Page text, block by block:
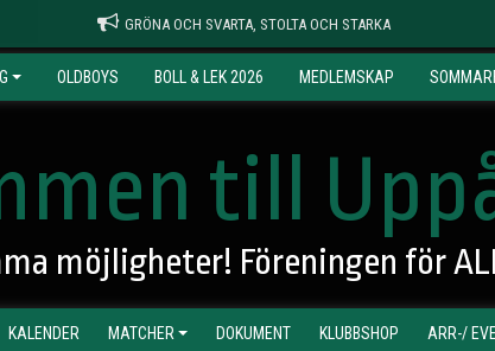
GRÖNA OCH SVARTA, STOLTA OCH STARKA
OLDBOYS BOLL & LEK 2026 MEDLEMSKAP
till
möjligheter! Föreningen för
KALENDER MATCHER DOKUMENT KLUBBSHOP ARR-/